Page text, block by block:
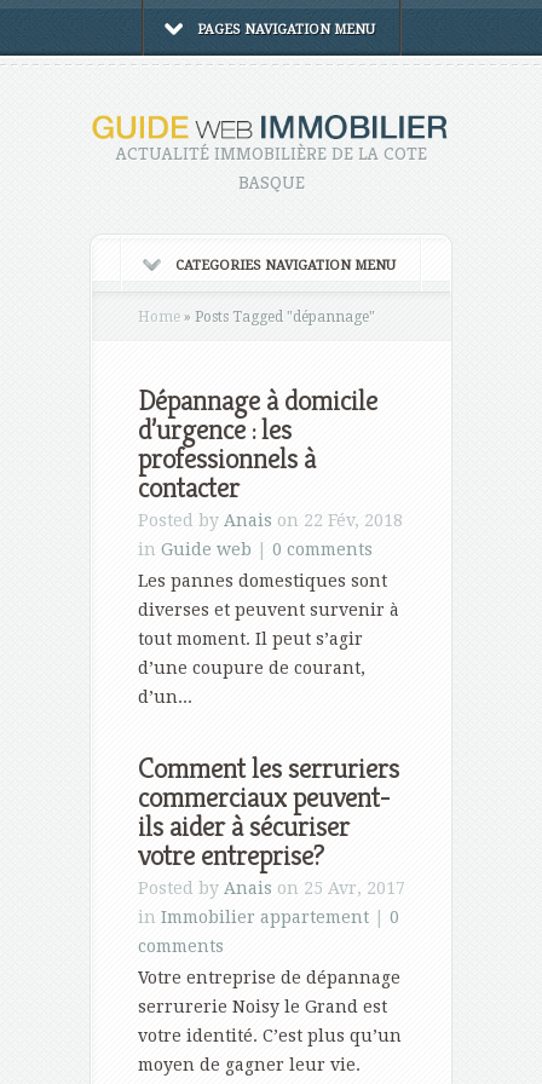
PAGES NAVIGATION MENU
ACTUALITÉ IMMOBILIÈRE DE LA COTE
BASQUE
CATEGORIES NAVIGATION MENU
Home » Posts Tagged "dépannage"
Dépannage à domicile
d’urgence : les
professionnels à
contacter
Posted by Anais on 22 Fév, 2018
in Guide web
0 comments
Les pannes domestiques sont
diverses et peuvent survenir à
tout moment. Il peut s’agir
d’une coupure de courant,
d’un...
Comment les serruriers
commerciaux peuvent-
ils aider à sécuriser
votre entreprise?
Posted by Anais on 25 Avr, 2017
in Immobilier appartement
0
comments
Votre entreprise de dépannage
serrurerie Noisy le Grand est
votre identité. C’est plus qu’un
moyen de gagner leur vie.